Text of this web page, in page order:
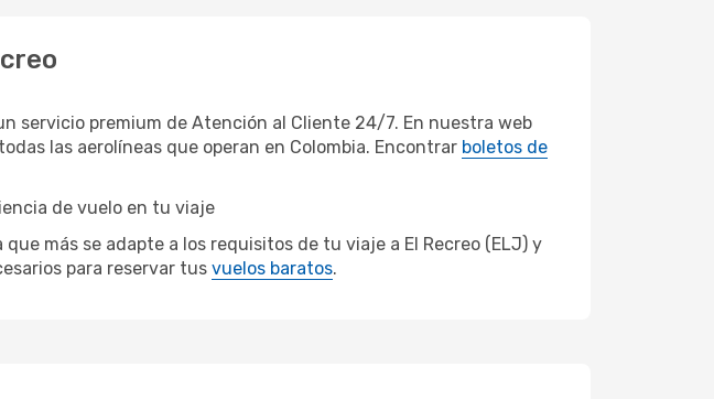
servicio premium de Atención al Cliente 24/7. En nuestra web
las aerolíneas que operan en Colombia. Encontrar boletos de
de vuelo en tu viaje
más se adapte a los requisitos de tu viaje a El Recreo (ELJ) y
para reservar tus vuelos baratos.